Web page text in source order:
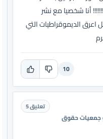
أنا شخصيا مع نشر
اعرق الديموقراطيات التي
10
جمعيات حقوق
تعليق 5